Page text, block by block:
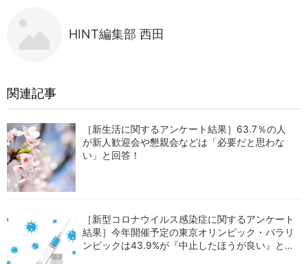
HINT編集部 西田
関連記事
［新生活に関するアンケート結果］63.7％の人
が新人歓迎会や懇親会などは「必要だと思わな
い」と回答！
［新型コロナウイルス感染症に関するアンケート
結果］今年開催予定の東京オリンピック・パラリ
ンピックは43.9%が『中止したほうが良い』と回